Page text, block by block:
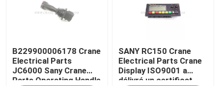
B229900006178 Crane
Electrical Parts
JC6000 Sany Crane
Parts Operating Handle
SANY RC150 Crane
Electrical Parts Crane
Display ISO9001 a
délivré un certificat